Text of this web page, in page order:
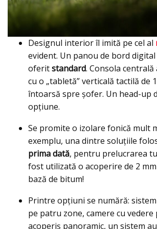
Designul interior îl imită pe cel al
evident. Un panou de bord digital
oferitstandard. Consola
cu o „tabletă” verticală tactilă de
întoarsă spre șofer. Un head-up
opțiune.
Se promite o izolare fonică mult
exemplu, una dintre soluţiile
prima dată, pentru prelucrarea
fost utilizată o acoperire de 2
bază de bitum!
Printre opțiuni se numără:
pe patru zone, camere cu vedere
acoperiș panoramic, un sistem